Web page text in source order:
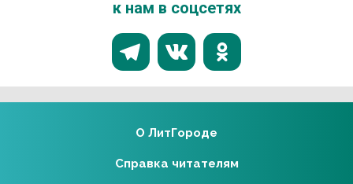
к нам в соцсетях
О ЛитГороде
Справка читателям